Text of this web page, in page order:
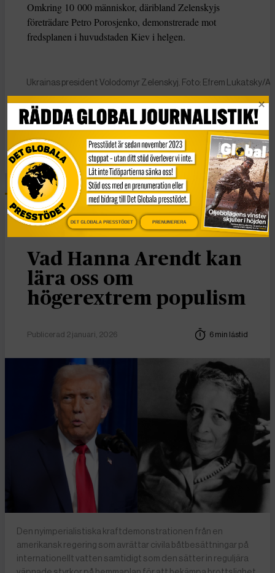
Omkring 10 000 människor, däribland Zelenskyjs
företrädare Petro Porosjenko, demonstrerade mot
fredsplanen i huvudstaden Kiev i helgen.
Ukrainas president Volodomyr Zelenskyj. Foto: Efrem Lukatsky/
KATEGORI
Nyheter
Essä
Vad Hanna Arendt kan
lära oss om
högerextrem populism
Publicerad 2 januari, 2026 6 min lästid
Den nyimperialistiska kraftdemonstrationen från en
amerikansk regering som avrättar civila båtbesättningar på
internationellt vatten samtidigt som den sätter in reguljära
DET GLOBALA PRESSTÖDET PRENUMERERA